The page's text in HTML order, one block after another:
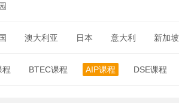
澳大利亚 日本 意大利 新加坡
程 BTEC课程 AIP课程 DSE课程